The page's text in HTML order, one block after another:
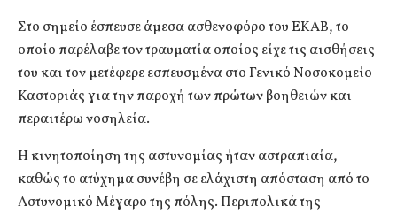
Στο σημείο έσπευσε άμεσα ασθενοφόρο του ΕΚΑΒ, το
οποίο παρέλαβε τον τραυματία οποίος είχε τις αισθήσεις
του και τον μετέφερε εσπευσμένα στο Γενικό Νοσοκομείο
Καστοριάς για την παροχή των πρώτων βοηθειών και
περαιτέρω νοσηλεία.
Η κινητοποίηση της αστυνομίας ήταν αστραπιαία,
καθώς το ατύχημα συνέβη σε ελάχιστη απόσταση από το
Αστυνομικό Μέγαρο της πόλης. Περιπολικά της